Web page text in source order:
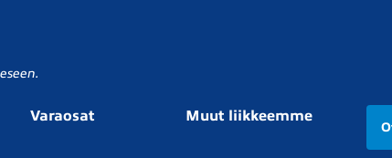
Varaosat Muut liikkeemme